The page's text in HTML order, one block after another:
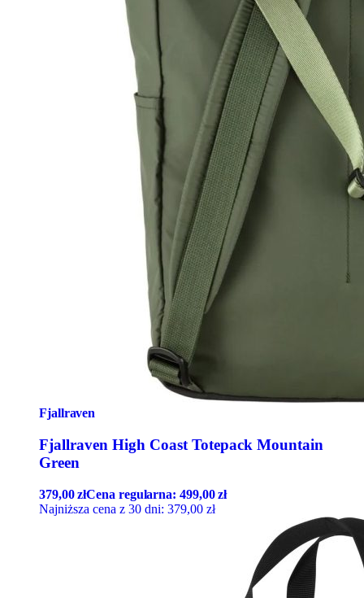
Fjallraven
Fjallraven High Coast Totepack Mountain
Green
379,00złCena regularna:499,00zł
Najniższa cena z 30 dni: 379,00 zł